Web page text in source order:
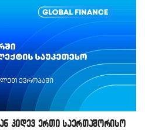
კიდევ ერთი საერთაშორისო